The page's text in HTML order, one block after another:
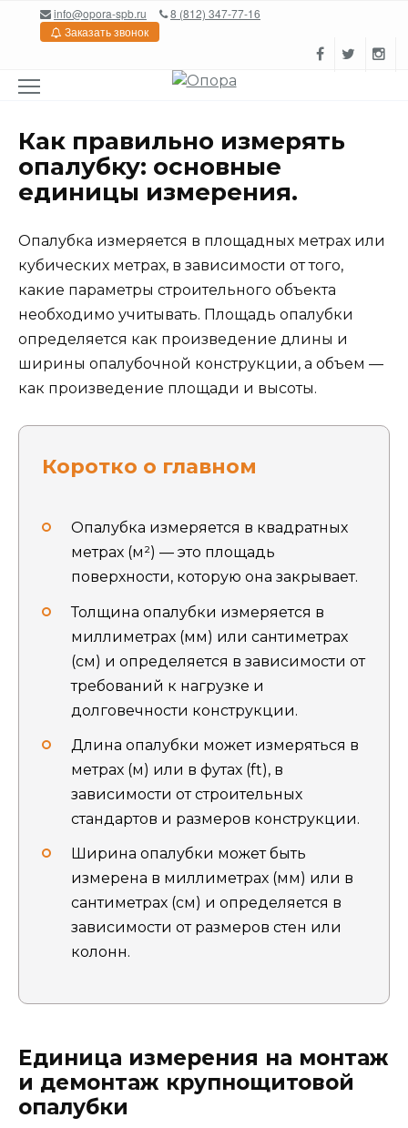
Перейтиinfo@opora-spb.ru
8 (812) 347-77-16
Заказать звонок
Как правильно измерять
опалубку: основные
единицы измерения.
Опалубка измеряется в площадных метрах или
кубических метрах, в зависимости от того,
какие параметры строительного объекта
необходимо учитывать. Площадь опалубки
определяется как произведение длины и
ширины опалубочной конструкции, а объем —
как произведение площади и высоты.
Коротко о главном
Опалубка измеряется в квадратных
метрах (м²) — это площадь
поверхности, которую она закрывает.
Толщина опалубки измеряется в
миллиметрах (мм) или сантиметрах
(см) и определяется в зависимости от
требований к нагрузке и
долговечности конструкции.
Длина опалубки может измеряться в
метрах (м) или в футах (ft), в
зависимости от строительных
стандартов и размеров конструкции.
Ширина опалубки может быть
измерена в миллиметрах (мм) или в
сантиметрах (см) и определяется в
зависимости от размеров стен или
колонн.
Единица измерения на монтаж
и демонтаж крупнощитовой
опалубки